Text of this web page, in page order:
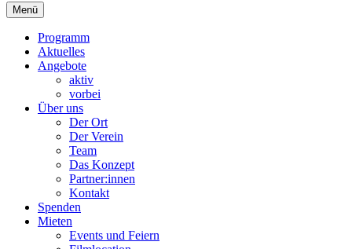
Primäres
Menü
Menü
Programm
Aktuelles
Angebote
aktiv
vorbei
Über uns
Der Ort
Der Verein
Team
Das Konzept
Partner:innen
Kontakt
Spenden
Mieten
Events und Feiern